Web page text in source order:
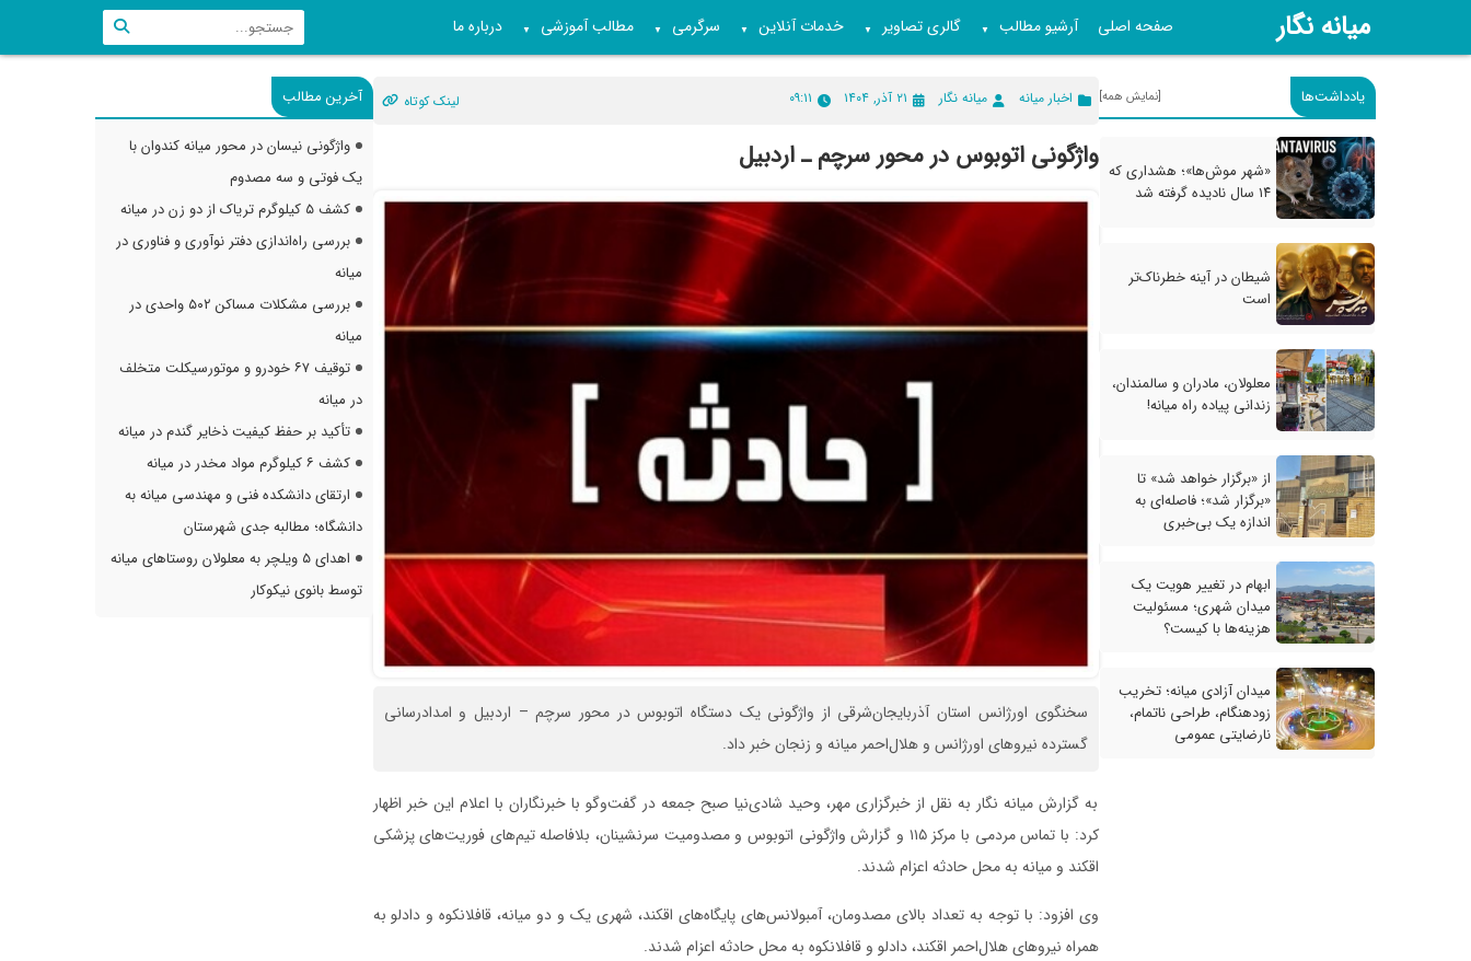
میانه نگار صفحه اصلی آرشیو مطالب ▼ گالری تصاویر ▼ خدمات آنلاین ▼ سرگرمی ▼ مطالب آموزشی ▼ درباره ما
یادداشت‌ها [نمایش همه]
«شهر موش‌ها»؛ هشداری که
۱۴ سال نادیده گرفته شد
شیطان در آینه خطرناک‌تر
است
معلولان، مادران و سالمندان،
زندانی پیاده راه میانه!
از «برگزار خواهد شد» تا
«برگزار شد»؛ فاصله‌ای به
اندازه یک بی‌خبری
ابهام در تغییر هویت یک
میدان شهری؛ مسئولیت
هزینه‌ها با کیست؟
میدان آزادی میانه؛ تخریب
زودهنگام، طراحی ناتمام،
نارضایتی عمومی
اخبار میانه میانه نگار ۲۱ آذر, ۱۴۰۴ ۰۹:۱۱ لینک کوتاه
واژگونی اتوبوس در محور سرچم ـ اردبیل
سخنگوی اورژانس استان آذربایجان‌شرقی از واژگونی یک دستگاه اتوبوس در محور سرچم – اردبیل و امدادرسانی
گسترده نیروهای اورژانس و هلال‌احمر میانه و زنجان خبر داد.
به گزارش میانه نگار به نقل از خبرگزاری مهر، وحید شادی‌نیا صبح جمعه در گفت‌وگو با خبرنگاران با اعلام این خبر اظهار
کرد: با تماس مردمی با مرکز ۱۱۵ و گزارش واژگونی اتوبوس و مصدومیت سرنشینان، بلافاصله تیم‌های فوریت‌های پزشکی
اقکند و میانه به محل حادثه اعزام شدند.
وی افزود: با توجه به تعداد بالای مصدومان، آمبولانس‌های پایگاه‌های اقکند، شهری یک و دو میانه، قافلانکوه و دادلو به
همراه نیروهای هلال‌احمر اقکند، دادلو و قافلانکوه به محل حادثه اعزام شدند.
آخرین مطالب
واژگونی نیسان در محور میانه کندوان با
یک فوتی و سه مصدوم
کشف ۵ کیلوگرم تریاک از دو زن در میانه
بررسی راه‌اندازی دفتر نوآوری و فناوری در
میانه
بررسی مشکلات مساکن ۵۰۲ واحدی در
میانه
توقیف ۶۷ خودرو و موتورسیکلت متخلف
در میانه
تأکید بر حفظ کیفیت ذخایر گندم در میانه
کشف ۶ کیلوگرم مواد مخدر در میانه
ارتقای دانشکده فنی و مهندسی میانه به
دانشگاه؛ مطالبه جدی شهرستان
اهدای ۵ ویلچر به معلولان روستاهای میانه
توسط بانوی نیکوکار